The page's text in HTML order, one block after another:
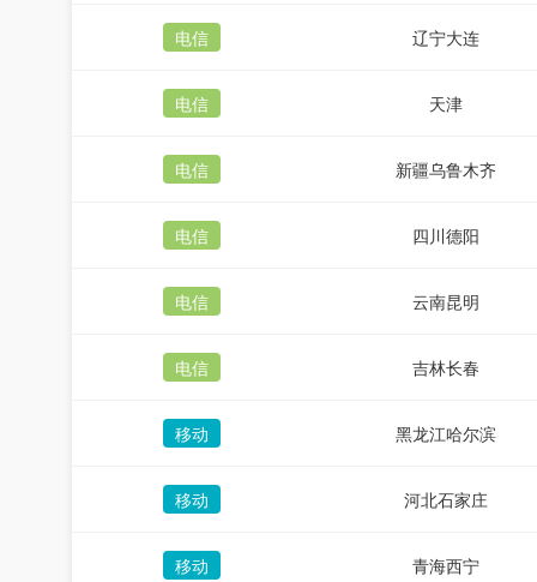
电信 辽宁大连
电信 天津
电信 新疆乌鲁木齐
电信 四川德阳
电信 云南昆明
电信 吉林长春
移动 黑龙江哈尔滨
移动 河北石家庄
移动 青海西宁